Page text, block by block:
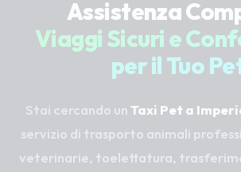
Assistenza
Viaggi Sicuri e
per il Tuo
Stai cercando unTaxi Pet a
servizio di trasporto animali
veterinarie, toelettatura,